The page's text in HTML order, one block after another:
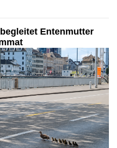
Entenmutter